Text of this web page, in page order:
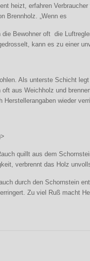
heizt, erfahren
Brennholz. „Wenn es
Bewohner oft die
kann es zu einer
Als unterste Schicht
aus Weichholz und
wieder
quillt aus dem
verbrennt das Holz
durch den Schornstein
Zu viel Ruß macht